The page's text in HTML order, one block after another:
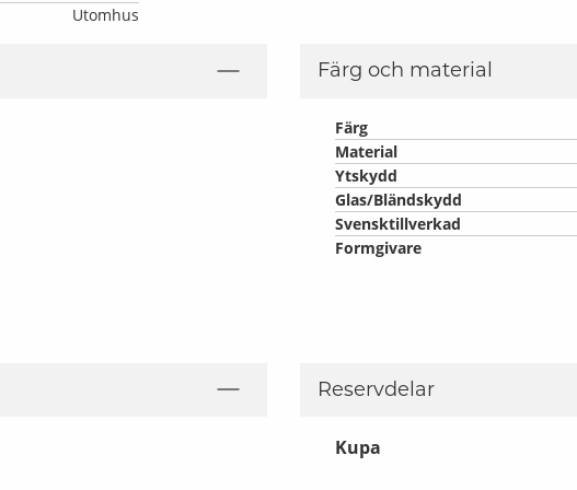
Utomhus
Färg och material
Färg
Material
Ytskydd
Glas/Bländskydd
Svensktillverkad
Formgivare
Reservdelar
Kupa